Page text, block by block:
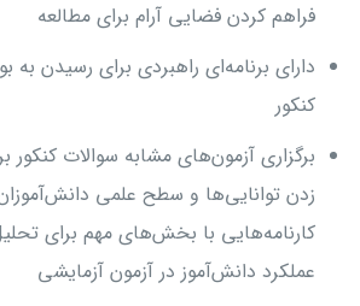
فراهم کردن فضایی آرام برای مطالعه
دارای برنامه‌ای راهبردی برای رسیدن به
کنکور
برگزاری آزمون‌های مشابه سوالات
زدن توانایی‌ها و سطح علمی دانش‌آموزان
کارنامه‌هایی با بخش‌های مهم برای
عملکرد دانش‌آموز در آزمون آزمایشی